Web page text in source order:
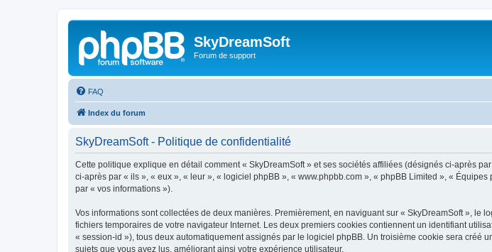
SkyDreamSoft
Forum de support
FAQ
Index du forum
SkyDreamSoft - Politique de confidentialité
Cette politique explique en détail comment « SkyDreamSoft » et ses sociétés affiliées (désignés ci-après
ci-après par « ils », « eux », « leur », « logiciel phpBB », « www.phpbb.com », « phpBB Limited », «
par « vos informations »).
Vos informations sont collectées de deux manières. Premièrement, en naviguant sur « SkyDreamSoft »,
fichiers temporaires de votre navigateur Internet. Les deux premiers cookies contiennent un identifiant
« session-id »), tous deux automatiquement assignés par le logiciel phpBB. Un troisième cookie sera créé
sujets que vous avez lus, améliorant ainsi votre expérience utilisateur.